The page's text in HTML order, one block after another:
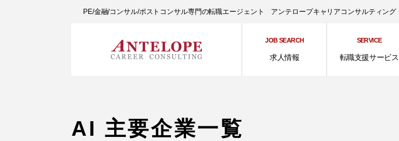
PE/金融/コンサル/ポストコンサル専門の転職エージェント アンテロープキャリアコンサルティング
JOB SEARCH
求人情報
SERVICE
転職支援サービス
AI 主要企業一覧